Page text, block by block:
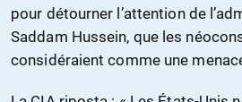
pour détourner l’attention de
Saddam Hussein, que les
considéraient comme une